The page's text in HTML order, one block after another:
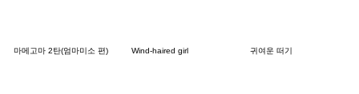
마메고마 2탄(엄마미소 편) Wind-haired girl 귀여운 떠기